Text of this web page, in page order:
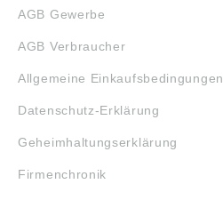
AGB Gewerbe
AGB Verbraucher
Allgemeine Einkaufsbedingungen
Datenschutz-Erklärung
Geheimhaltungserklärung
Firmenchronik